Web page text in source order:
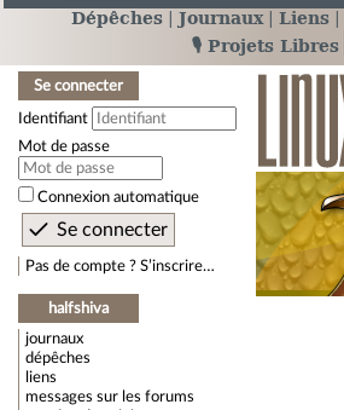
Dépêches Journaux Liens
🎙️ Projets Libres
Se connecter
Identifiant
Mot de passe
Connexion automatique
Pas de compte ? S’inscrire…
halfshiva
journaux
dépêches
liens
messages sur les forums